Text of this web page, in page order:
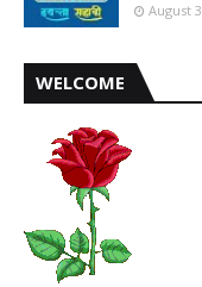
August
WELCOME